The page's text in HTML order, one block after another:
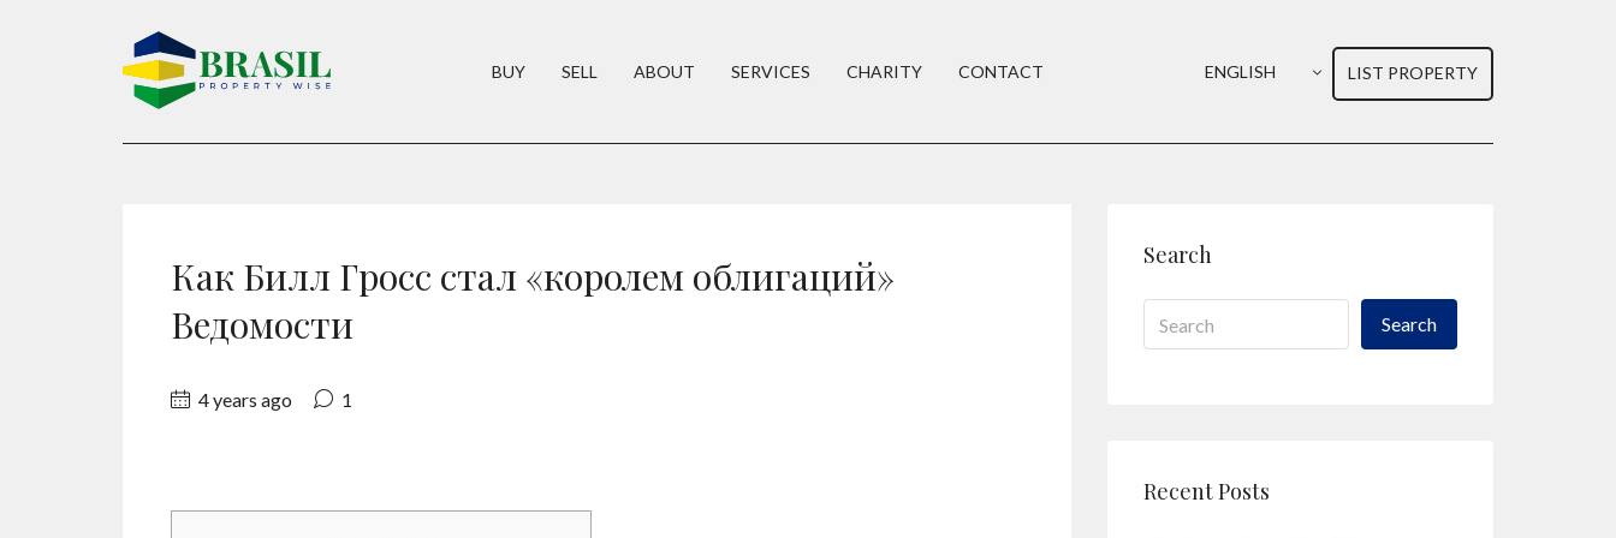
BUY SELL ABOUT SERVICES CHARITY CONTACT ENGLISH LIST PROPERTY
Как Билл Гросс стал «королем облигаций»
Ведомости
4 years ago 1
Search
Search
Recent Posts